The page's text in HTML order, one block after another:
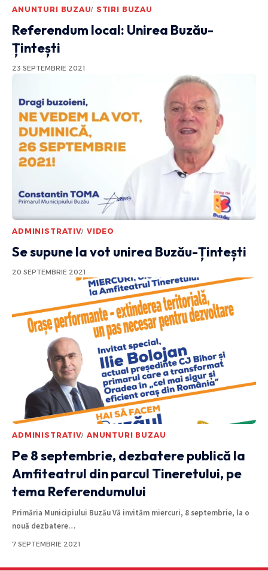
ANUNTURI BUZAU STIRI BUZAU
Referendum local: Unirea Buzău-
Țintești
23 SEPTEMBRIE 2021
ADMINISTRATIV VIDEO
Se supune la vot unirea Buzău-Țintești
20 SEPTEMBRIE 2021
ADMINISTRATIV ANUNTURI BUZAU
Pe 8 septembrie, dezbatere publică la
Amfiteatrul din parcul Tineretului, pe
tema Referendumului
Primăria Municipiului Buzău Vă invităm miercuri, 8 septembrie, la o
nouă dezbatere…
7 SEPTEMBRIE 2021